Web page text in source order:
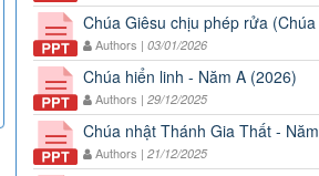
Chúa Giêsu chịu phép rửa
Authors | 03/01/2026
Chúa hiển linh - Năm A (2026)
Authors | 29/12/2025
Chúa nhật Thánh Gia Thất -
Authors | 21/12/2025